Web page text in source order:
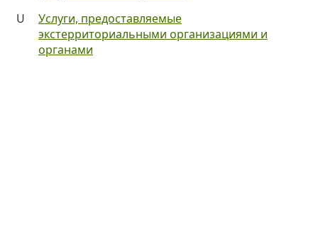
U
Услуги, предоставляемые
экстерриториальными организациями и
органами